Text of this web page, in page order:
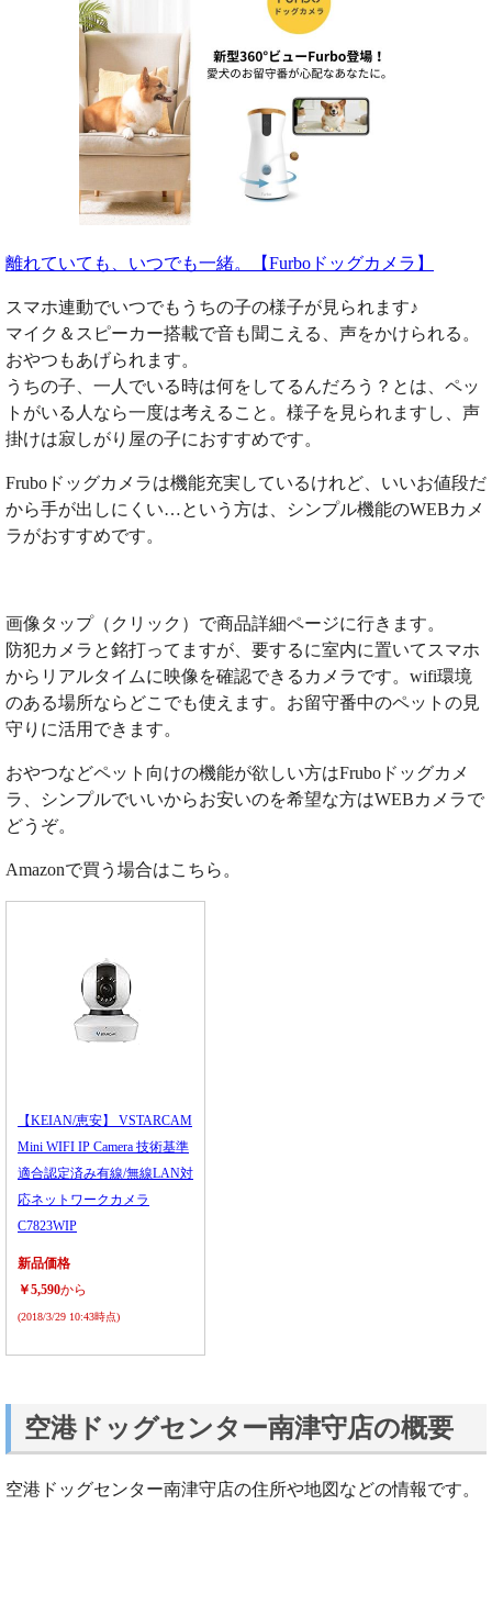
離れていても、いつでも一緒。【Furboドッグカメラ】
スマホ連動でいつでもうちの子の様子が見られます♪
マイク＆スピーカー搭載で音も聞こえる、声をかけられる。
おやつもあげられます。
うちの子、一人でいる時は何をしてるんだろう？とは、ペッ
トがいる人なら一度は考えること。様子を見られますし、声
掛けは寂しがり屋の子におすすめです。
Fruboドッグカメラは機能充実しているけれど、いいお値段だ
から手が出しにくい…という方は、シンプル機能のWEBカメ
ラがおすすめです。
画像タップ（クリック）で商品詳細ページに行きます。
防犯カメラと銘打ってますが、要するに室内に置いてスマホ
からリアルタイムに映像を確認できるカメラです。wifi環境
のある場所ならどこでも使えます。お留守番中のペットの見
守りに活用できます。
おやつなどペット向けの機能が欲しい方はFruboドッグカメ
ラ、シンプルでいいからお安いのを希望な方はWEBカメラで
どうぞ。
Amazonで買う場合はこちら。
【KEIAN/恵安】 VSTARCAM
Mini WIFI IP Camera 技術基準
適合認定済み有線/無線LAN対
応ネットワークカメラ
C7823WIP
新品価格
￥5,590から
(2018/3/29 10:43時点)
空港ドッグセンター南津守店の概要
空港ドッグセンター南津守店の住所や地図などの情報です。